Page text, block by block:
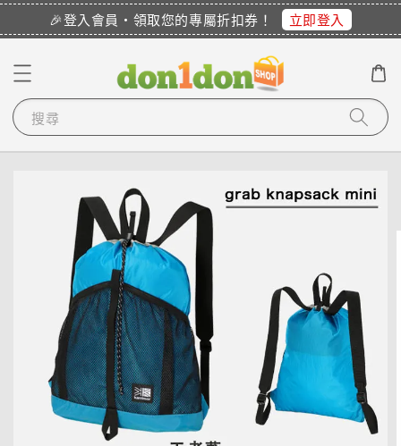
🎉登入會員・領取您的專屬折扣券！ 立即登入
搜尋
S***********已購買了
【COLANTOTTE】SR 140 NEXT 運動機能磁石項圈